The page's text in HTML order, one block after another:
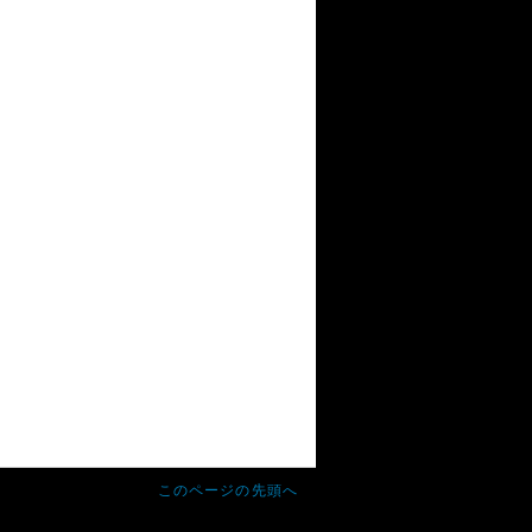
このページの先頭へ